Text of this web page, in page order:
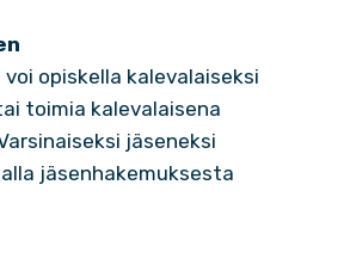
opiskella kalevalaiseksi
toimia kalevalaisena
jäseneksi
jäsenhakemuksesta